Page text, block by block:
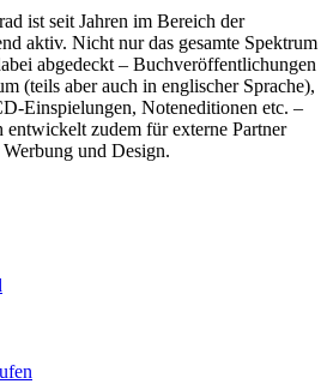
ist seit Jahren im Bereich der
aktiv. Nicht nur das gesamte Spektrum
abgedeckt – Buchveröffentlichungen
(teils aber auch in englischer Sprache),
Einspielungen, Noteneditionen etc. –
entwickelt zudem für externe Partner
und Design.